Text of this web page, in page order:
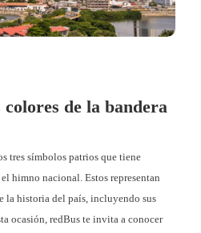
de la bandera
tres símbolos patrios que tiene
himno nacional. Estos representan
la historia del país, incluyendo sus
ocasión, redBus te invita a conocer